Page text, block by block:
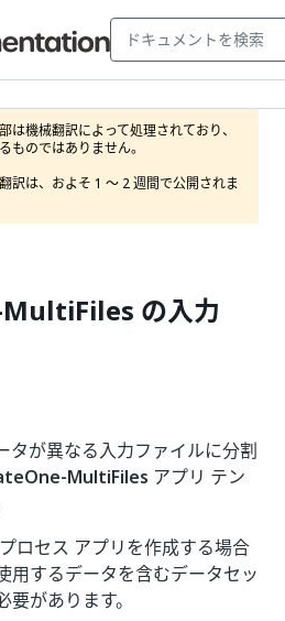
は機械翻訳によって処理されており、
ものではありません。
訳は、およそ 1 ～ 2 週間で公開されま
の入力
タが異なる入力ファイルに分割
MultiFiles アプリ テン
プロセス アプリを作成する場合
用するデータを含むデータセッ
があります。